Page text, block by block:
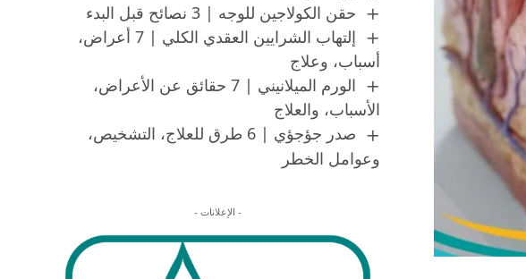
حقن الكولاجين للوجه | 3 نصائح قبل البدء
إلتهاب الشرايين العقدي الكلي | 7 أعراض،
أسباب، وعلاج
الورم الميلانيني | 7 حقائق عن الأعراض،
الأسباب، والعلاج
صدر جؤجؤي | 6 طرق للعلاج، التشخيص،
وعوامل الخطر
- الإعلانات -